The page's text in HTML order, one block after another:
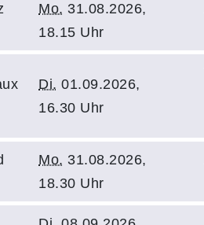
Mo. 31.08.2026,
18.15 Uhr
Di. 01.09.2026,
16.30 Uhr
Mo. 31.08.2026,
18.30 Uhr